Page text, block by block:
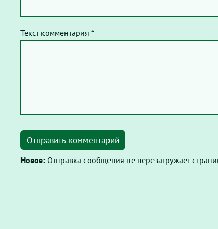
Текст комментария *
Отправить комментарий
Новое: Отправка сообщения не перезагружает